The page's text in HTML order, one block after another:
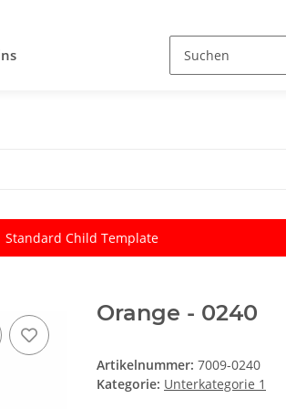
Standard Child Template
Orange - 0240
Artikelnummer: 7009-0240
Kategorie: Unterkategorie 1